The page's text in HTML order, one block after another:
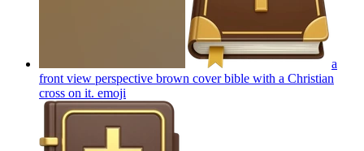
a
front view perspective brown cover bible with a Christian
cross on it. emoji